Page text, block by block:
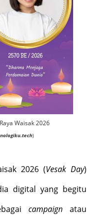
Waisak 2026
)
2026 (Vesak Day)
digital yang begitu
campaignatau